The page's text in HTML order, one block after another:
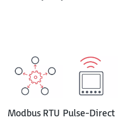
Modbus RTU Pulse-Direct